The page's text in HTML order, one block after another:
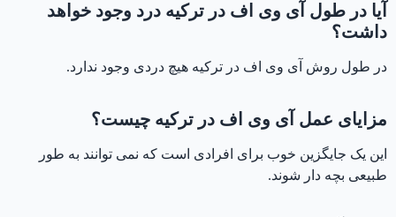
آیا در طول آی وی اف در ترکیه درد وجود خواهد
داشت؟
در طول روش آی وی اف در ترکیه هیچ دردی وجود ندارد.
مزایای عمل آی وی اف در ترکیه چیست؟
این یک جایگزین خوب برای افرادی است که نمی توانند به طور
طبیعی بچه دار شوند.